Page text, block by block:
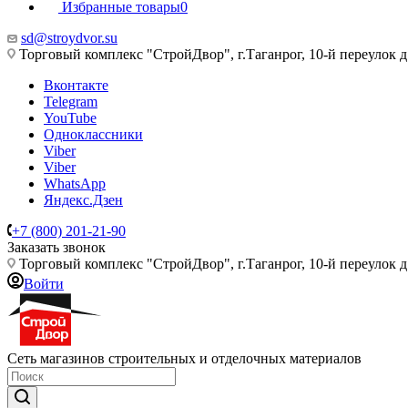
Избранные товары0
sd@stroydvor.su
Торговый комплекс "СтройДвор", г.Таганрог, 10-й переулок
Вконтакте
Telegram
YouTube
Одноклассники
Viber
Viber
WhatsApp
Яндекс.Дзен
+7 (800) 201-21-90
Заказать звонок
Торговый комплекс "СтройДвор", г.Таганрог, 10-й переулок
Войти
Сеть магазинов строительных и отделочных материалов